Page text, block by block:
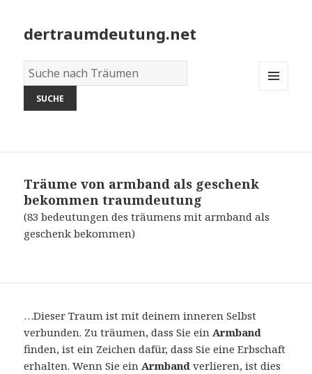
dertraumdeutung.net
Wörterbuch
der
Träume:
Träume von armband als geschenk
bekommen traumdeutung
(83 bedeutungen des träumens mit armband als
geschenk bekommen)
…Dieser Traum ist mit deinem inneren Selbst
verbunden. Zu träumen, dass Sie einArmband
finden, ist ein Zeichen dafür, dass Sie eine Erbschaft
erhalten. Wenn Sie einArmband verlieren, ist dies